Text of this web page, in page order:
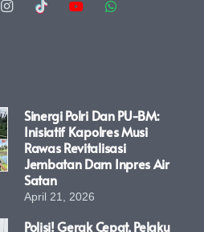
Sinergi Polri Dan PU-BM:
Inisiatif Kapolres Musi
Rawas Revitalisasi
Jembatan Dam Inpres Air
Satan
April 21, 2026
Polisi! Gerak Cepat, Pelaku